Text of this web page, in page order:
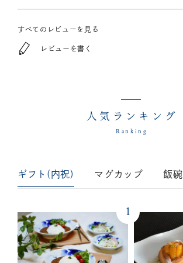
すべてのレビューを見る
レビューを書く
人気ランキング
Ranking
ギフト(内祝) マグカップ 飯碗
1